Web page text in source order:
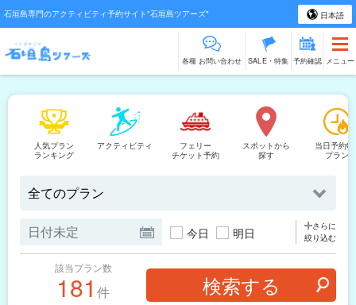
石垣島専門のアクティビティ予約サイト"石垣島ツアーズ" 日本語
各種 お問い合わせ SALE・特集 予約確認 メニュー
人気プラン
ランキング
アクティビティ
フェリー
チケット予約
スポットから
探す
当日予約
プラン
今日 明日
さらに
絞り込む
該当プラン数
181件